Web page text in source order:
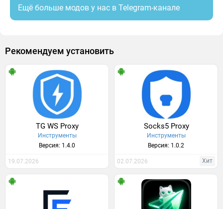
Ещё больше модов у нас в Telegram-канале
Рекомендуем установить
TG WS Proxy
Инструменты
Версия: 1.4.0
19.07.2026
Socks5 Proxy
Инструменты
Версия: 1.0.2
02.07.2026 Хит